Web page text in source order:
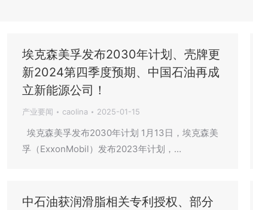
埃克森美孚发布2030年计划、壳牌更
新2024第四季度预期、中国石油再成
立新能源公司！
产业要闻 caolina 2025-01-15
埃克森美孚发布2030年计划 1月13日，埃克森美
孚（ExxonMobil）发布2023年计划，…
中石油获润滑脂相关专利授权、部分